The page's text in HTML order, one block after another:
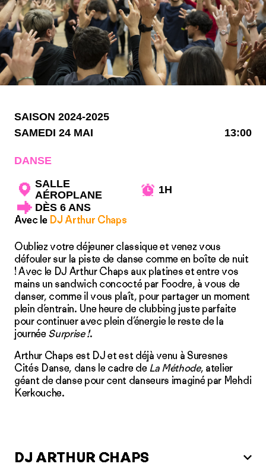
SAISON 2024-2025
SAMEDI 24 MAI
13:00
DANSE
SALLE
AÉROPLANE
1H
DÈS 6 ANS
Avec le DJ Arthur Chaps
Oubliez votre déjeuner classique et venez vous
défouler sur la piste de danse comme en boîte de nuit
! Avec le DJ Arthur Chaps aux platines et entre vos
mains un sandwich concocté par Foodre, à vous de
danser, comme il vous plaît, pour partager un moment
plein d’entrain. Une heure de clubbing juste parfaite
pour continuer avec plein d’énergie le reste de la
journée Surprise !.
Arthur Chaps est DJ et est déjà venu à Suresnes
Cités Danse, dans le cadre de La Méthode, atelier
géant de danse pour cent danseurs imaginé par Mehdi
Kerkouche.
DJ ARTHUR CHAPS